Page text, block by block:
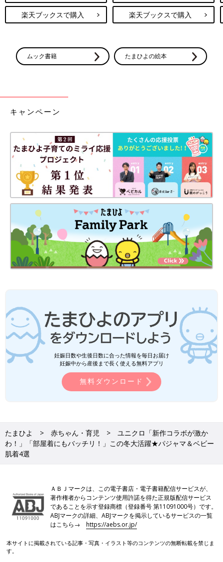
楽天ブックスで購入 楽天ブックスで購入
ムック書籍 たまひよの絵本
キャンペーン
妊娠日数や生後日数に合った情報を毎日お届け
妊娠中から産後まで長く使える無料アプリ
無料ダウンロード
たまひよ 赤ちゃん・育児
ユニクロ「新作コラボが激か
わ！」「部屋着にもバッチリ！」この冬大活躍★パジャマ＆ベビー
肌着4選
ＡＢＪマークは、この電子書店・電子書籍配信サービスが、
著作権者からコンテンツ使用許諾を得た正規版配信サービス
であることを示す登録商標（登録番号 第11091000号）です。
ABJマークの詳細、ABJマークを掲示しているサービスの一覧
はこちら→https://aebs.or.jp/
本サイトに掲載されている記事・写真・イラスト等のコンテンツの無断転載を禁じま
す。